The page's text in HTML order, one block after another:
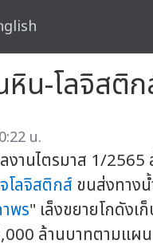
หิน-โลจิสติ
น.
งานไตรมาส 1/2565
โลจิสติกส์ ขนส่งทาง
พร" เล็งขยายโกดัง
ล้านบาทตามแผน